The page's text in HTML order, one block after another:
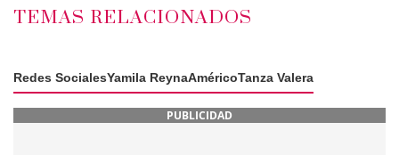
TEMAS RELACIONADOS
Redes SocialesYamila ReynaAméricoTanza Valera
PUBLICIDAD